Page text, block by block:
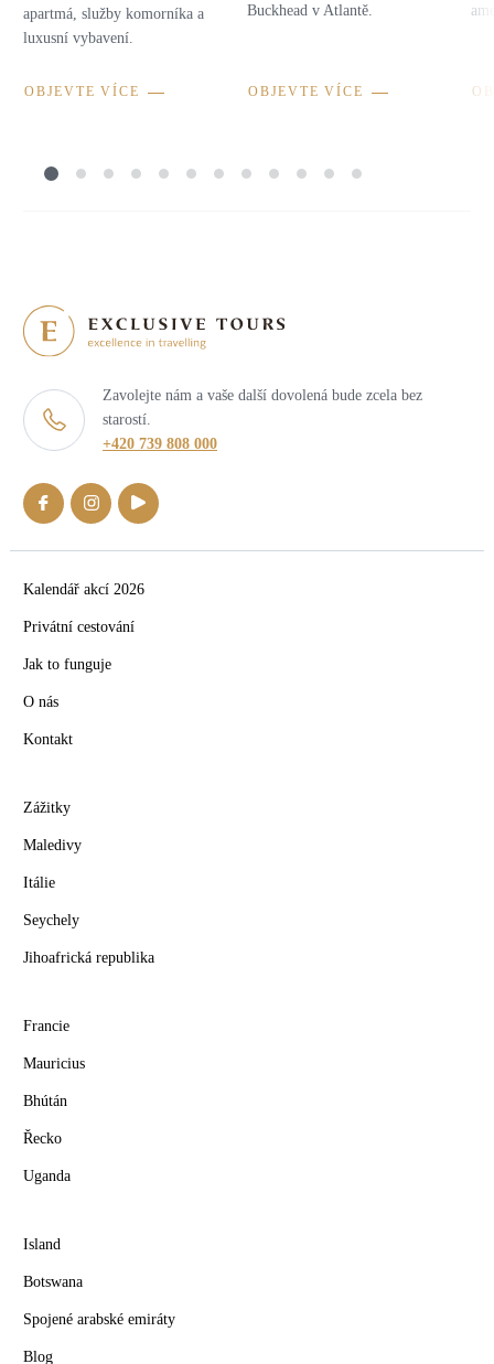
apartmá, služby komorníka a
luxusní vybavení.
OBJEVTE VÍCE
Buckhead v Atlantě.
OBJEVTE VÍCE
Zavolejte nám a vaše další dovolená bude zcela bez
starostí.
+420 739 808 000
Kalendář akcí 2026
Privátní cestování
Jak to funguje
O nás
Kontakt
Zážitky
Maledivy
Itálie
Seychely
Jihoafrická republika
Francie
Mauricius
Bhútán
Řecko
Uganda
Island
Botswana
Spojené arabské emiráty
Blog